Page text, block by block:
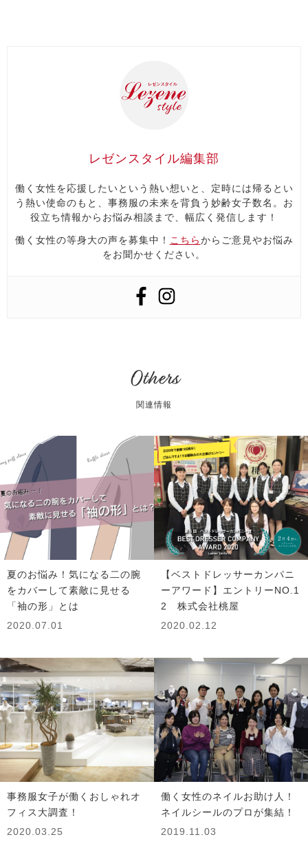
レゼンスタイル編集部
働く女性を応援したいという熱い想いと、定時には帰るとい
う熱い使命のもと、事務服の未来を背負う妙齢女子数名。お
役立ち情報からお悩み相談まで、幅広く発信します！
働く女性の等身大の声を募集中！ こちらからご意見やお悩み
をお聞かせください。
Others
関連情報
夏のお悩み！気になる二の腕
をカバーして素敵に見せる
「袖の形」とは
2020.07.01
【ベストドレッサーカンパニ
ーアワード】エントリーNO.1
2 株式会社桃屋
2020.02.12
事務服女子が働くおしゃれオ
フィス大調査！
2020.03.25
働く女性のネイルお助け人！
ネイルシールのプロが集結！
2019.11.03